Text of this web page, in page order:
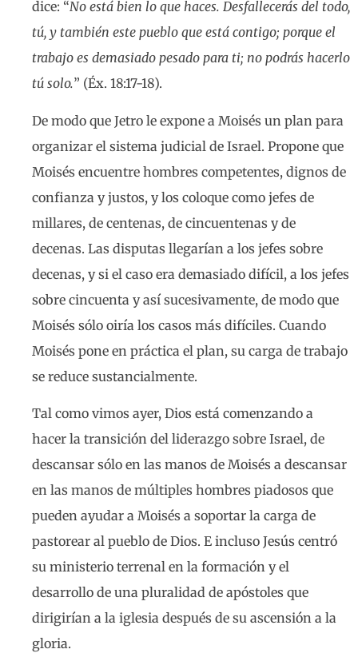
dice: “No está bien lo que haces. Desfallecerás del todo,
tú, y también este pueblo que está contigo; porque el
trabajo es demasiado pesado para ti; no podrás hacerlo
tú solo.” (Éx. 18:17-18).
De modo que Jetro le expone a Moisés un plan para
organizar el sistema judicial de Israel. Propone que
Moisés encuentre hombres competentes, dignos de
confianza y justos, y los coloque como jefes de
millares, de centenas, de cincuentenas y de
decenas. Las disputas llegarían a los jefes sobre
decenas, y si el caso era demasiado difícil, a los jefes
sobre cincuenta y así sucesivamente, de modo que
Moisés sólo oiría los casos más difíciles. Cuando
Moisés pone en práctica el plan, su carga de trabajo
se reduce sustancialmente.
Tal como vimos ayer, Dios está comenzando a
hacer la transición del liderazgo sobre Israel, de
descansar sólo en las manos de Moisés a descansar
en las manos de múltiples hombres piadosos que
pueden ayudar a Moisés a soportar la carga de
pastorear al pueblo de Dios. E incluso Jesús centró
su ministerio terrenal en la formación y el
desarrollo de una pluralidad de apóstoles que
dirigirían a la iglesia después de su ascensión a la
gloria.